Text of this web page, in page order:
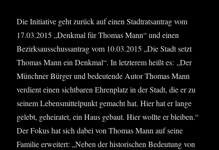
Die Initia­ti­ve geht zurück auf einen Stadt­rats­an­trag vom
17.03.2015 „Denk­mal für Tho­mas Mann“ und einen
Bezirks­aus­schuss­an­trag vom 10.03.2015 „Die Stadt setzt
Tho­mas Mann ein Denk­mal“. In letz­te­rem heißt es: „Der
Münch­ner Bür­ger und bedeu­ten­de Autor Tho­mas Mann
ver­dient einen sicht­ba­ren Ehren­platz in der Stadt, die er zu
sei­nem Lebensmit­telpunkt gemacht hat. Hier hat er lan­ge
gelebt, gehei­ra­tet, ein Haus gebaut. Hier woll­te er bleiben.“
Der Fokus hat sich dabei von Tho­mas Mann auf sei­ne
Fami­lie erwei­tert: „Neben der his­to­ri­schen Bedeu­tung von